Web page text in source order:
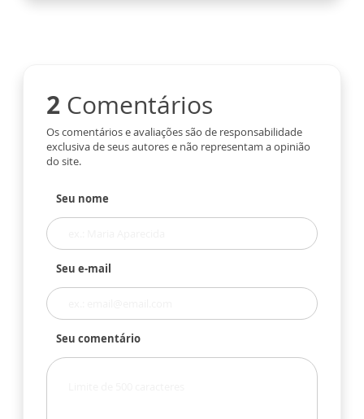
2 Comentários
Os comentários e avaliações são de responsabilidade
exclusiva de seus autores e não representam a opinião
do site.
Seu nome
Seu e-mail
Seu comentário